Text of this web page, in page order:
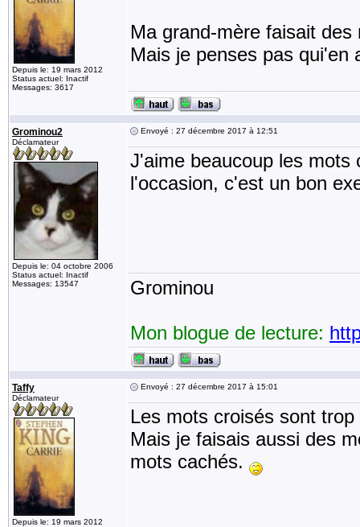
Depuis le: 19 mars 2012
Status actuel: Inactif
Messages: 3617
Ma grand-mère faisait
Mais je penses pas qui'en
Grominou2
Déclamateur
Depuis le: 04 octobre 2006
Status actuel: Inactif
Messages: 13547
Envoyé : 27 décembre 2017 à 12:51
J'aime beaucoup les
l'occasion, c'est un bon
Grominou
Mon blogue de lecture:
Taffy
Déclamateur
Depuis le: 19 mars 2012
Envoyé : 27 décembre 2017 à 15:01
Les mots croisés sont
Mais je faisais aussi des
mots cachés.